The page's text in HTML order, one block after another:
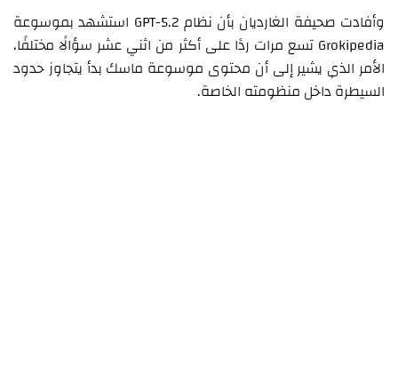
وأفادت صحيفة الغارديان بأن نظام GPT-5.2 استشهد بموسوعة
Grokipedia تسع مرات ردًا على أكثر من اثني عشر سؤالًا مختلفًا،
الأمر الذي يشير إلى أن محتوى موسوعة ماسك بدأ يتجاوز حدود
السيطرة داخل منظومته الخاصة.